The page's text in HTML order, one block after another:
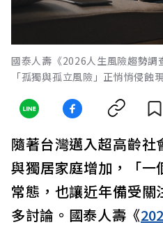
國泰人壽《2026人生風險趨勢調
「孤獨與孤立風險」正悄悄侵蝕
隨著台灣邁入超高齡社
與獨居家庭增加，「一
常態，也讓近年備受關
多討論。國泰人壽《